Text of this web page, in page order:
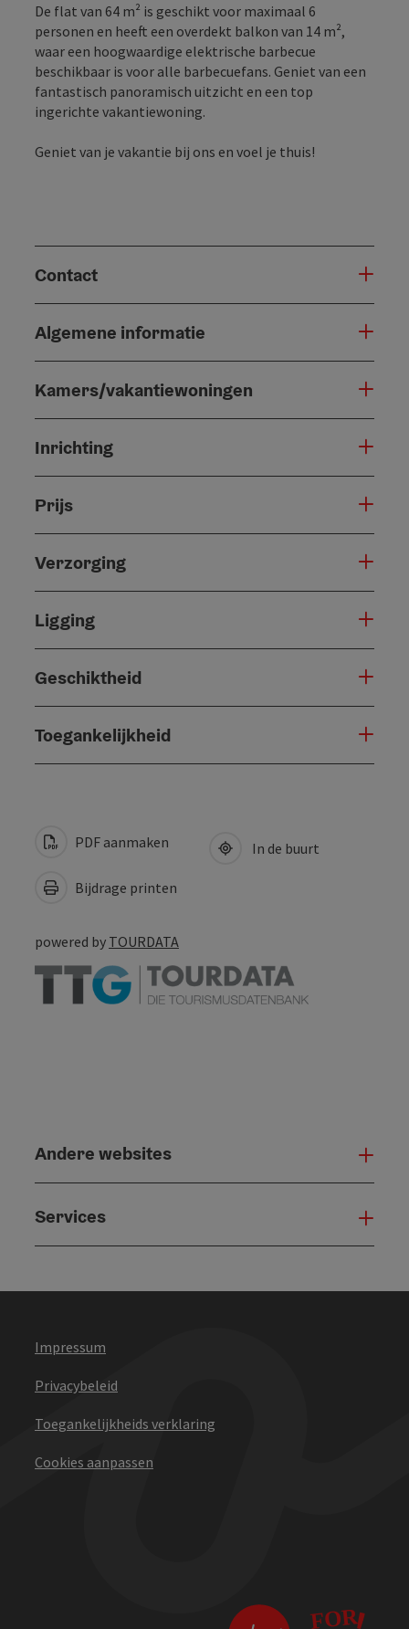
De flat van 64 m² is geschikt voor maximaal 6
personen en heeft een overdekt balkon van 14 m²,
waar een hoogwaardige elektrische barbecue
beschikbaar is voor alle barbecuefans. Geniet van een
fantastisch panoramisch uitzicht en een top
ingerichte vakantiewoning.
Geniet van je vakantie bij ons en voel je thuis!
Contact
Algemene informatie
Kamers/vakantiewoningen
Inrichting
Prijs
Verzorging
Ligging
Geschiktheid
Toegankelijkheid
PDF aanmaken
Bijdrage printen
In de buurt
powered by TOURDATA
Andere websites
Services
Impressum
Privacybeleid
Toegankelijkheids verklaring
Cookies aanpassen